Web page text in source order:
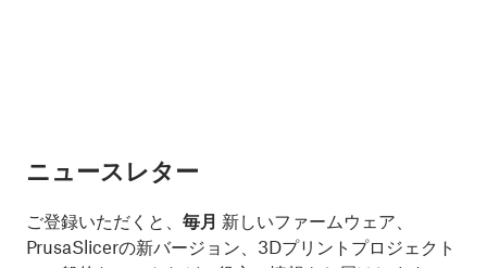
ニュースレター
ご登録いただくと、 毎月 新しいファームウェア、
PrusaSlicerの新バージョン、3Dプリントプロジェクト